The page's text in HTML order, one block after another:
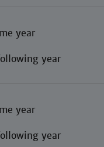
year
year
year
year